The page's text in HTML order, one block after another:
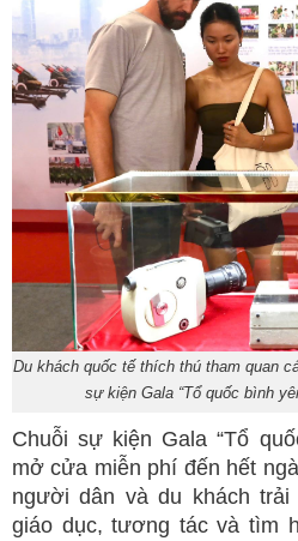
Du khách quốc tế thích thú tham quan
sự kiện Gala “Tổ quốc bình
Chuỗi sự kiện Gala “Tổ
mở cửa miễn phí đến hết
người dân và du khách trải
giáo dục, tương tác và tìm